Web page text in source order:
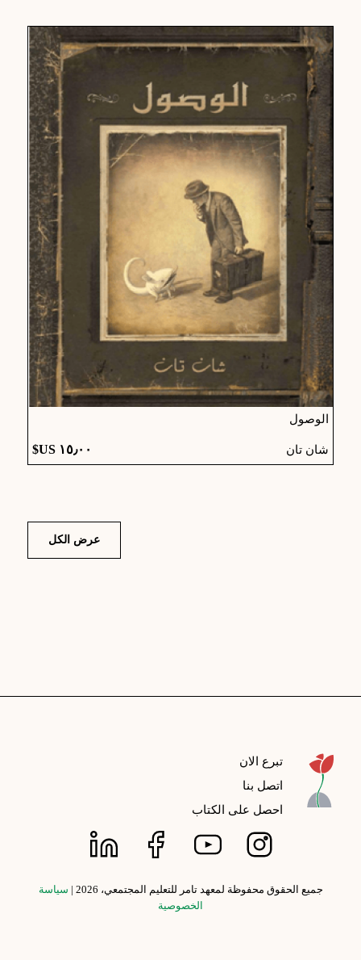
الوصول
شان تان
عرض الكل
تبرع الان
اتصل بنا
احصل على الكتاب
جميع الحقوق محفوظة لمعهد تامر للتعليم المجتمعي، 2026 |
سياسة
الخصوصية